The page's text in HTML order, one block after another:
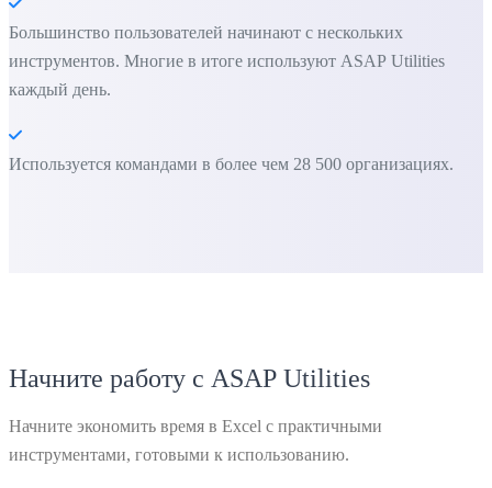
Большинство пользователей начинают с нескольких
инструментов. Многие в итоге используют ASAP Utilities
каждый день.
Используется командами в более чем 28 500 организациях.
Начните работу с ASAP Utilities
Начните экономить время в Excel с практичными
инструментами, готовыми к использованию.